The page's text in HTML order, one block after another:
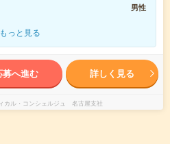
男性
もっと見る
募へ進む 詳しく見る
カル・コンシェルジュ 名古屋支社